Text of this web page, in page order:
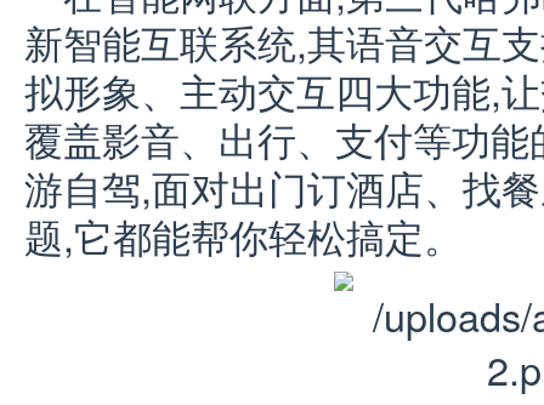
新智能互联系统,其语音交互
拟形象、主动交互四大功能,
覆盖影音、出行、支付等功
游自驾,面对出门订酒店、找
题,它都能帮你轻松搞定。